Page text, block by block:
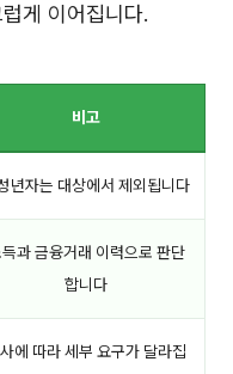
게 이어집니다.
비고
년자는 대상에서 제외됩니다
과 금융거래 이력으로 판단
합니다
에 따라 세부 요구가 달라집